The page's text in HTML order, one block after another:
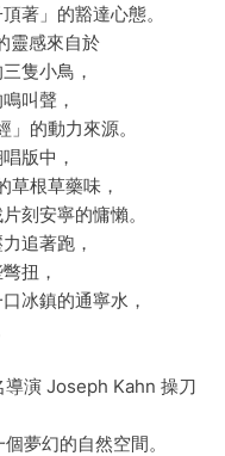
著」的豁達心態。
靈感來自於
隻小鳥，
叫聲，
的動力來源。
版中，
草根草藥味，
刻安寧的慵懶。
追著跑，
扭，
冰鎮的通寧水，
導演 Joseph Kahn 操刀
夢幻的自然空間。